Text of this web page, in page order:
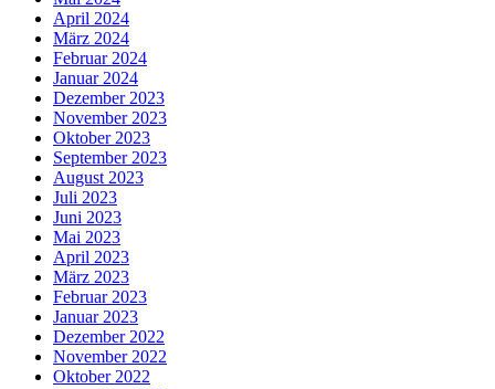
April 2024
März 2024
Februar 2024
Januar 2024
Dezember 2023
November 2023
Oktober 2023
September 2023
August 2023
Juli 2023
Juni 2023
Mai 2023
April 2023
März 2023
Februar 2023
Januar 2023
Dezember 2022
November 2022
Oktober 2022